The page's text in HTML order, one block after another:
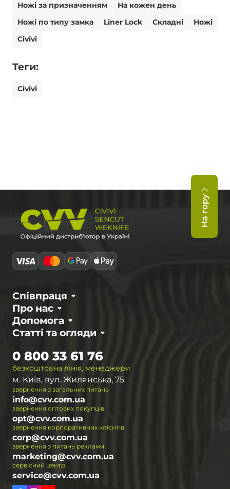
Ножі за призначенням
На кожен день
Ножі по типу замка
Liner Lock Складні
Ножі
Civivi
Теги:
Civivi
На гору
Про нас
Співпраця
Статті та огляди
Допомога
безкоштовна лінія, менеджери
0 800 33 61 76
м. Київ, вул. Жилянська, 75
звернення з загальних питань
info@cvv.com.ua
звернення оптових покупців
opt@cvv.com.ua
звернення корпоративних клієнтів
corp@cvv.com.ua
звернення з питань реклами
marketing@cvv.com.ua
сервісний центр
service@cvv.com.ua